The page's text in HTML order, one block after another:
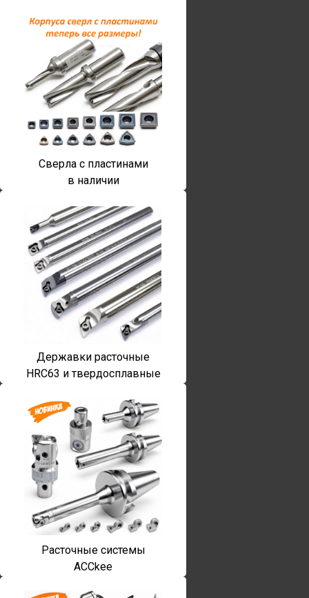
Сверла с пластинами
в наличии
Державки расточные
HRC63 и твердосплавные
Расточные системы
ACCkee